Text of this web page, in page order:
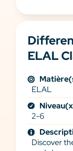
ELAL
ELAL
2-6
Discover